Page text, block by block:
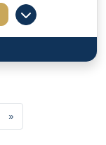
»